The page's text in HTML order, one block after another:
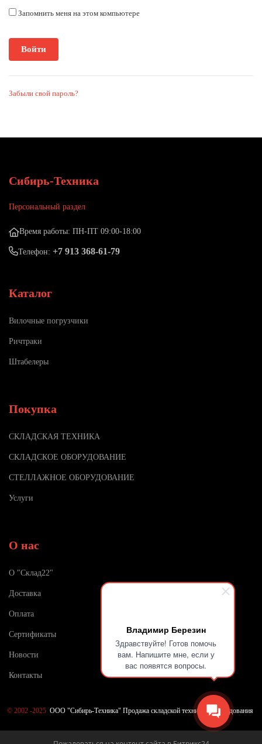
Владимир Березин
Здравствуйте! Готов помочь
вам. Напишите мне, если у
вас появятся вопросы.
Запомнить меня на этом компьютере
Забыли свой пароль?
Сибирь-Техника
Персональный раздел
Время работы: ПН-ПТ 09:00-18:00
Телефон: +7 913 368-61-79
Каталог
Вилочные погрузчики
Ричтраки
Штабелеры
Покупка
СКЛАДСКАЯ ТЕХНИКА
СКЛАДСКОЕ ОБОРУДОВАНИЕ
СТЕЛЛАЖНОЕ ОБОРУДОВАНИЕ
Услуги
О нас
О "Склад22"
Доставка
Оплата
Сертификаты
Новости
Контакты
© 2002 -2025 ООО "Сибирь-Техника" Продажа складской техники и оборудования